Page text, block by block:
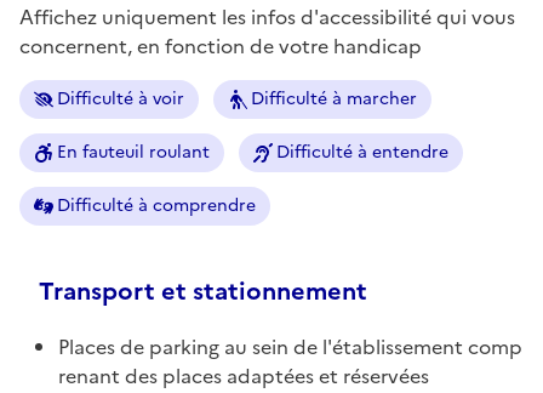
Affichez uniquement les infos d'accessibilité qui vous
concernent, en fonction de votre handicap
Difficulté à voir Difficulté à marcher
En fauteuil roulant Difficulté à entendre
Difficulté à comprendre
Transport et stationnement
Places de parking au sein de l'établissement comp
renant des places adaptées et réservées